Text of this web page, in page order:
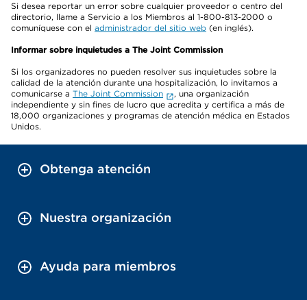
Si desea reportar un error sobre cualquier proveedor o centro del
directorio, llame a Servicio a los Miembros al 1-800-813-2000 o
comuníquese con el administrador del sitio web (en inglés).
Informar sobre inquietudes a The Joint Commission
Si los organizadores no pueden resolver sus inquietudes sobre la
calidad de la atención durante una hospitalización, lo invitamos a
comunicarse a The Joint Commission
, una organización
independiente y sin fines de lucro que acredita y certifica a más de
18,000 organizaciones y programas de atención médica en Estados
Unidos.
Obtenga atención
Nuestra organización
Ayuda para miembros